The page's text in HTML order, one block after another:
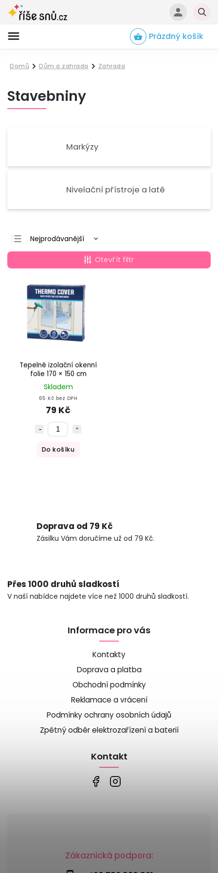
Prázdný košík
Domů
/
Dům a zahrada
/
Zahrada
Stavebniny
Markýzy
Nivelační přístroje a latě
Nejprodávanější
Nejlevnější
Nejdražší
Abecedně
Otevřít filtr
Tepelně izolační okenní
folie 170 × 150 cm
Skladem
65 Kč bez DPH
79 Kč
Do košíku
Doprava od 79 Kč
Zásilku Vám doručíme už od 79 Kč.
Přes 1000 druhů sladkostí
V naší nabídce najdete více než 1000 druhů sladkostí.
Zákaznická podpora:
Informace pro vás
Kontakty
Doprava a platba
Obchodní podmínky
Reklamace a vrácení
Podmínky ochrany osobních údajů
Zpětný odběr elektrozařízení a baterií
Kontakt